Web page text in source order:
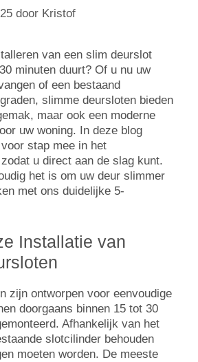
door Kristof
van een slim deurslot
minuten duurt? Of u nu uw
of een bestaand
slimme deursloten bieden
maar ook een moderne
uw woning. In deze blog
stap mee in het
u direct aan de slag kunt.
het is om uw deur slimmer
met ons duidelijke 5-
Installatie van
zijn ontworpen voor eenvoudige
doorgaans binnen 15 tot 30
Afhankelijk van het
slotcilinder behouden
moeten worden. De meeste